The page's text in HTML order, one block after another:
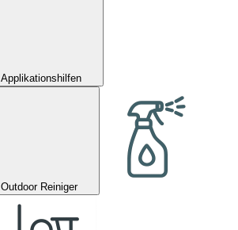
Applikationshilfen
Outdoor Reiniger